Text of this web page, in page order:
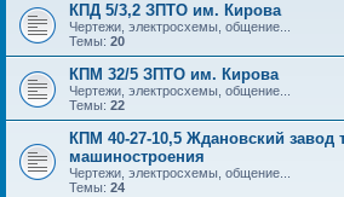
КПД 5/3,2 ЗПТО им. Кирова
Чертежи, электросхемы, общение...
Темы: 20
КПМ 32/5 ЗПТО им. Кирова
Чертежи, электросхемы, общение...
Темы: 22
КПМ 40-27-10,5 Ждановский завод
машиностроения
Чертежи, электросхемы, общение...
Темы: 24